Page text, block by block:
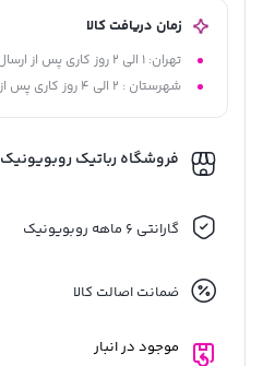
زمان دریافت کالا
تهران: 1 الی 2 روز کاری پس از ارسال
شهرستان : 2 الی 4 روز کاری پس از ارسال
فروشگاه رباتیک روبویونیک
گارانتی 6 ماهه روبویونیک
ضمانت اصالت کالا
موجود در انبار